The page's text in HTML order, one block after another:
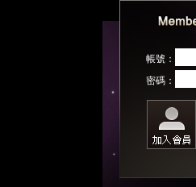
帳號：
密碼：